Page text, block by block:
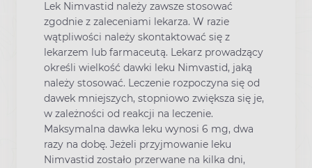
Lek Nimvastid należy zawsze stosować
zgodnie z zaleceniami lekarza. W razie
wątpliwości należy skontaktować się z
lekarzem lub farmaceutą. Lekarz prowadzący
określi wielkość dawki leku Nimvastid, jaką
należy stosować. Leczenie rozpoczyna się od
dawek mniejszych, stopniowo zwiększa się je,
w zależności od reakcji na leczenie.
Maksymalna dawka leku wynosi 6 mg, dwa
razy na dobę. Jeżeli przyjmowanie leku
Nimvastid zostało przerwane na kilka dni,